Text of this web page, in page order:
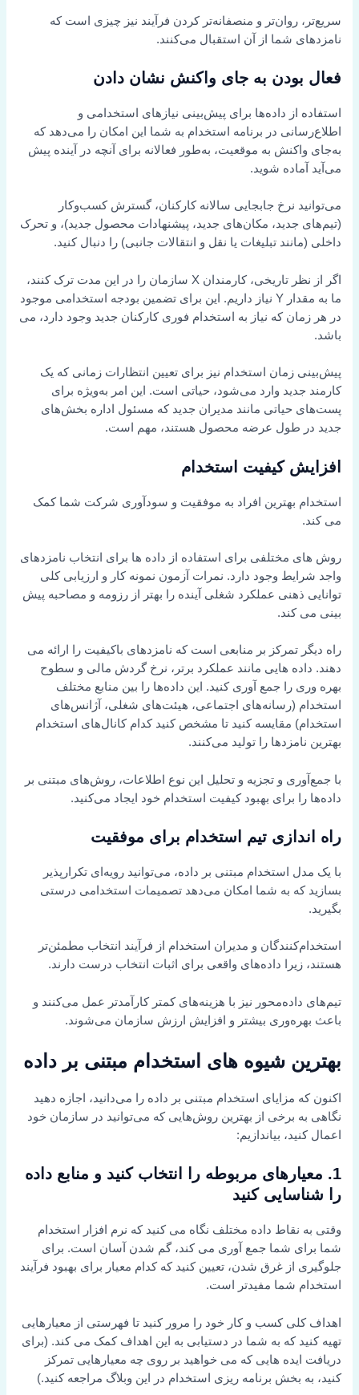
سریع‌تر، روان‌تر و منصفانه‌تر کردن فرآیند نیز چیزی است که
نامزدهای شما از آن استقبال می‌کنند.
فعال بودن به جای واکنش نشان دادن
استفاده از داده‌ها برای پیش‌بینی نیازهای استخدامی و
اطلاع‌رسانی در برنامه استخدام به شما این امکان را می‌دهد که
به‌جای واکنش به موقعیت، به‌طور فعالانه برای آنچه در آینده پیش
می‌آید آماده شوید.
می‌توانید نرخ جابجایی سالانه کارکنان، گسترش کسب‌وکار
(تیم‌های جدید، مکان‌های جدید، پیشنهادات محصول جدید)، و تحرک
داخلی (مانند تبلیغات یا نقل و انتقالات جانبی) را دنبال کنید.
اگر از نظر تاریخی، کارمندان X سازمان را در این مدت ترک کنند،
ما به مقدار Y نیاز داریم. این برای تضمین بودجه استخدامی موجود
در هر زمان که نیاز به استخدام فوری کارکنان جدید وجود دارد، می
باشد.
پیش‌بینی زمان استخدام نیز برای تعیین انتظارات زمانی که یک
کارمند جدید وارد می‌شود، حیاتی است. این امر به‌ویژه برای
پست‌های حیاتی مانند مدیران جدید که مسئول اداره بخش‌های
جدید در طول عرضه محصول هستند، مهم است.
افزایش کیفیت استخدام
استخدام بهترین افراد به موفقیت و سودآوری شرکت شما کمک
می کند.
روش های مختلفی برای استفاده از داده ها برای انتخاب نامزدهای
واجد شرایط وجود دارد. نمرات آزمون نمونه کار و ارزیابی کلی
توانایی ذهنی عملکرد شغلی آینده را بهتر از رزومه و مصاحبه پیش
بینی می کند.
راه دیگر تمرکز بر منابعی است که نامزدهای باکیفیت را ارائه می
دهند. داده هایی مانند عملکرد برتر، نرخ گردش مالی و سطوح
بهره وری را جمع آوری کنید. این داده‌ها را بین منابع مختلف
استخدام (رسانه‌های اجتماعی، هیئت‌های شغلی، آژانس‌های
استخدام) مقایسه کنید تا مشخص کنید کدام کانال‌های استخدام
بهترین نامزدها را تولید می‌کنند.
با جمع‌آوری و تجزیه و تحلیل این نوع اطلاعات، روش‌های مبتنی بر
داده‌ها را برای بهبود کیفیت استخدام خود ایجاد می‌کنید.
راه اندازی تیم استخدام برای موفقیت
با یک مدل استخدام مبتنی بر داده، می‌توانید رویه‌ای تکرارپذیر
بسازید که به شما امکان می‌دهد تصمیمات استخدامی درستی
بگیرید.
استخدام‌کنندگان و مدیران استخدام از فرآیند انتخاب مطمئن‌تر
هستند، زیرا داده‌های واقعی برای اثبات انتخاب درست دارند.
تیم‌های داده‌محور نیز با هزینه‌های کمتر کارآمدتر عمل می‌کنند و
باعث بهره‌وری بیشتر و افزایش ارزش سازمان می‌شوند.
بهترین شیوه های استخدام مبتنی بر داده
اکنون که مزایای استخدام مبتنی بر داده را می‌دانید، اجازه دهید
نگاهی به برخی از بهترین روش‌هایی که می‌توانید در سازمان خود
اعمال کنید، بیاندازیم:
1. معیارهای مربوطه را انتخاب کنید و منابع داده
را شناسایی کنید
وقتی به نقاط داده مختلف نگاه می کنید که نرم افزار استخدام
شما برای شما جمع آوری می کند، گم شدن آسان است. برای
جلوگیری از غرق شدن، تعیین کنید که کدام معیار برای بهبود فرآیند
استخدام شما مفیدتر است.
اهداف کلی کسب و کار خود را مرور کنید تا فهرستی از معیارهایی
تهیه کنید که به شما در دستیابی به این اهداف کمک می کند. (برای
دریافت ایده هایی که می خواهید بر روی چه معیارهایی تمرکز
کنید، به بخش برنامه ریزی استخدام در این وبلاگ مراجعه کنید.)